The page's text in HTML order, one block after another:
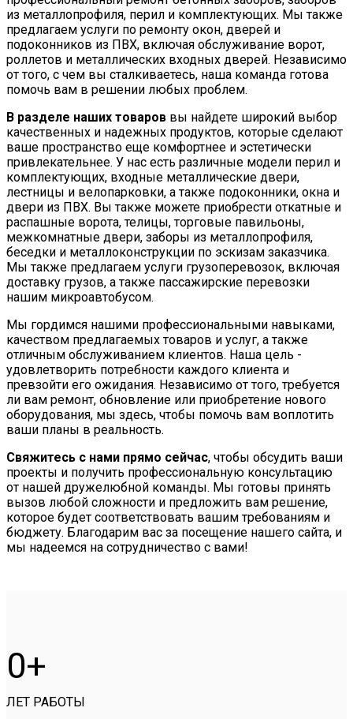
из металлопрофиля, перил и комплектующих. Мы также
предлагаем услуги по ремонту окон, дверей и
подоконников из ПВХ, включая обслуживание ворот,
роллетов и металлических входных дверей. Независимо
от того, с чем вы сталкиваетесь, наша команда готова
помочь вам в решении любых проблем.
В разделе наших товаров вы найдете широкий выбор
качественных и надежных продуктов, которые сделают
ваше пространство еще комфортнее и эстетически
привлекательнее. У нас есть различные модели перил и
комплектующих, входные металлические двери,
лестницы и велопарковки, а также подоконники, окна и
двери из ПВХ. Вы также можете приобрести откатные и
распашные ворота, телицы, торговые павильоны,
межкомнатные двери, заборы из металлопрофиля,
беседки и металлоконструкции по эскизам заказчика.
Мы также предлагаем услуги грузоперевозок, включая
доставку грузов, а также пассажирские перевозки
нашим микроавтобусом.
Мы гордимся нашими профессиональными навыками,
качеством предлагаемых товаров и услуг, а также
отличным обслуживанием клиентов. Наша цель -
удовлетворить потребности каждого клиента и
превзойти его ожидания. Независимо от того, требуется
ли вам ремонт, обновление или приобретение нового
оборудования, мы здесь, чтобы помочь вам воплотить
ваши планы в реальность.
Свяжитесь с нами прямо сейчас, чтобы обсудить ваши
проекты и получить профессиональную консультацию
от нашей дружелюбной команды. Мы готовы принять
вызов любой сложности и предложить вам решение,
которое будет соответствовать вашим требованиям и
бюджету. Благодарим вас за посещение нашего сайта, и
мы надеемся на сотрудничество с вами!
0
ЛЕТ РАБОТЫ